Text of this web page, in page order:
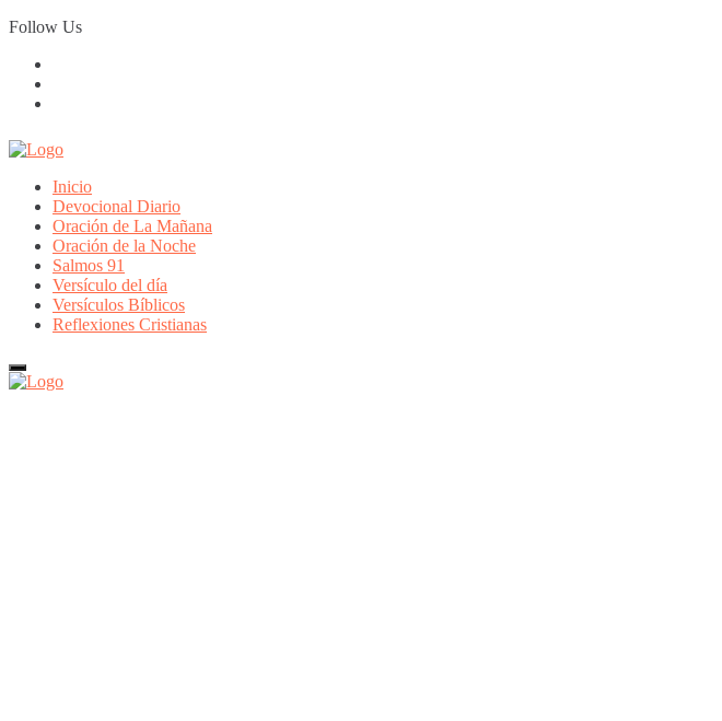
Skip
to
Follow Us
Inicio
Devocional Diario
Oración de La Mañana
Oración de la Noche
Salmos 91
Versículo del día
Versículos Bíblicos
Reflexiones Cristianas